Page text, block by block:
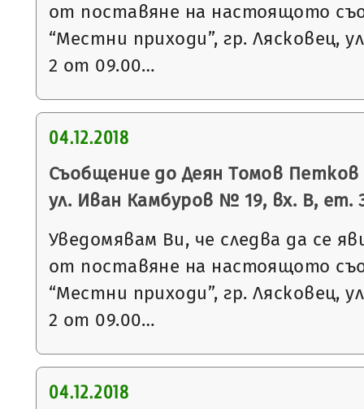
от поставяне на настоящото
“Местни приходи”, гр. Лясковец,
2 от 09.00…
04.12.2018
Съобщение до Деян Томов Петков
ул. Иван Камбуров № 19, вх. В, ет.
Уведомявам Ви, че следва да се
от поставяне на настоящото
“Местни приходи”, гр. Лясковец,
2 от 09.00…
04.12.2018